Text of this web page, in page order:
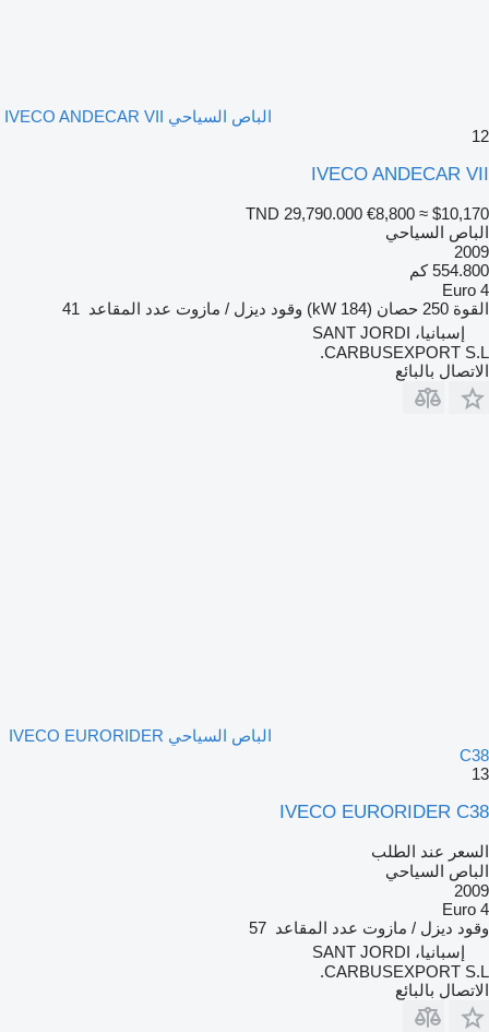
الباص السياحي IVECO ANDECAR VII
12
IVECO ANDECAR VII
TND 29,790.000 €8,800 ≈ $10,170
الباص السياحي
2009
554.800 كم
Euro 4
القوة 250 حصان (184 kW) وقود ديزل / مازوت عدد المقاعد 41
إسبانيا، SANT JORDI
CARBUSEXPORT S.L.
الاتصال بالبائع
الباص السياحي IVECO EURORIDER
C38
13
IVECO EURORIDER C38
السعر عند الطلب
الباص السياحي
2009
Euro 4
وقود ديزل / مازوت عدد المقاعد 57
إسبانيا، SANT JORDI
CARBUSEXPORT S.L.
الاتصال بالبائع